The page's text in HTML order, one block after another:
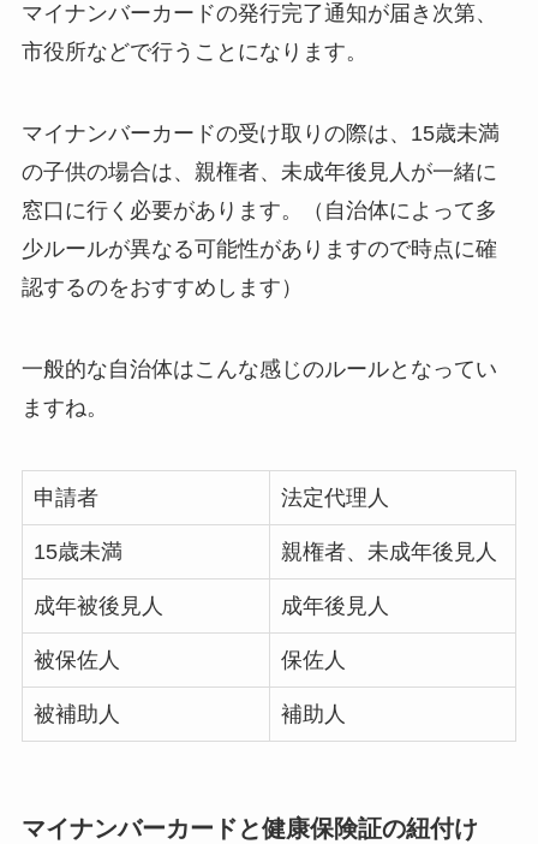
マイナンバーカードの発行完了通知が届き次第、
市役所などで行うことになります。
マイナンバーカードの受け取りの際は、15歳未満
の子供の場合は、親権者、未成年後見人が一緒に
窓口に行く必要があります。（自治体によって多
少ルールが異なる可能性がありますので時点に確
認するのをおすすめします）
一般的な自治体はこんな感じのルールとなってい
ますね。
申請者 法定代理人
15歳未満 親権者、未成年後見人
成年被後見人 成年後見人
被保佐人 保佐人
被補助人 補助人
マイナンバーカードと健康保険証の紐付け